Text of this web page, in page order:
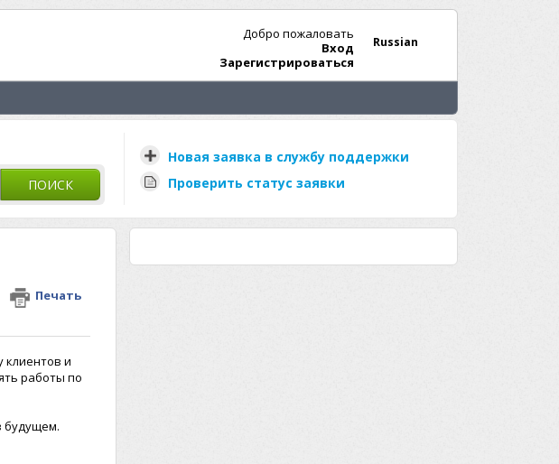
Russian
Добро пожаловать
Вход
Зарегистрироваться
ПОИСК
Новая заявка в службу поддержки
Проверить статус заявки
Печать
клиентов и
работы по
будущем.